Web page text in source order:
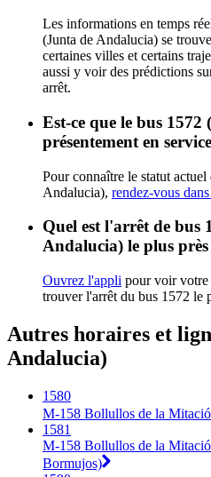
Les informations en temps
(Junta de Andalucia) se
certaines villes et certains
aussi y voir des prédictions
arrêt.
Est-ce que le bus
présentement en
Pour connaître le statut
Andalucia), rendez-vous
Quel est l'arrêt de bus
Andalucia) le plus
Ouvrez l'appli pour voir votre
trouver l'arrêt du bus 1572 le
Autres horaires et
Andalucia)
1580
M-158 Bollullos de la
1581
M-158 Bollullos de la
Bormujos)